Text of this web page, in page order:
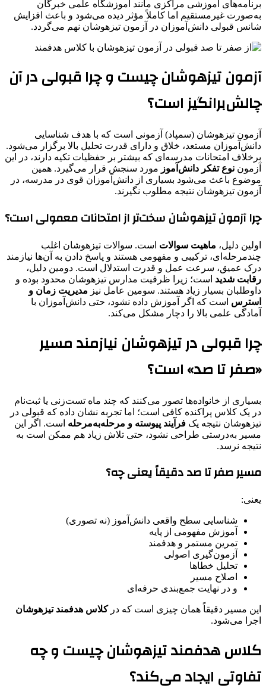
برنامه‌های آموزشی مراکزی مانند آموزشگاه علمی خبرگان
به‌صورت غیرمستقیم اما کاملاً مؤثر دیده می‌شود و باعث افزایش
شانس قبولی دانش‌آموزان در آزمون تیزهوشان نهم می‌گردد.
آزمون تیزهوشان چیست و چرا قبولی در آن
چالش‌برانگیز است؟
آزمون تیزهوشان (سمپاد) آزمونی است که با هدف شناسایی
دانش‌آموزان مستعد، خلاق و دارای قدرت تحلیل بالا برگزار می‌شود.
برخلاف امتحانات مدرسه‌ای که بیشتر بر حفظیات تکیه دارند، در این
آزمون نوع تفکر دانش‌آموز مورد سنجش قرار می‌گیرد. همین
موضوع باعث می‌شود بسیاری از دانش‌آموزان قوی در مدرسه، در
آزمون تیزهوشان نتیجه مطلوب نگیرند.
چرا آزمون تیزهوشان سخت‌تر از امتحانات معمولی است؟
اولین دلیل، ماهیت سوالات است. سوالات تیزهوشان اغلب
چندمرحله‌ای، ترکیبی و مفهومی هستند و پاسخ دادن به آن‌ها نیازمند
درک عمیق، سرعت عمل و قدرت استدلال است. دومین دلیل،
رقابت شدید است؛ زیرا ظرفیت مدارس تیزهوشان محدود بوده و
داوطلبان بسیار زیاد هستند. سومین عامل نیز مدیریت زمان و
استرس است که اگر آموزش داده نشود، حتی دانش‌آموزان با
آمادگی علمی بالا را دچار مشکل می‌کند.
چرا قبولی در تیزهوشان نیازمند مسیر
«صفر تا صد» است؟
بسیاری از خانواده‌ها تصور می‌کنند که چند ماه تست‌زنی یا ثبت‌نام
در یک کلاس پراکنده کافی است؛ اما تجربه نشان داده که قبولی در
تیزهوشان نتیجه یک فرآیند پیوسته و مرحله‌به‌مرحله است. اگر این
مسیر به‌درستی طراحی نشود، حتی تلاش زیاد هم ممکن است به
نتیجه نرسد.
مسیر صفر تا صد دقیقاً یعنی چه؟
یعنی:
شناسایی سطح واقعی دانش‌آموز (نه تصوری)
آموزش مفهومی از پایه
تمرین مستمر و هدفمند
آزمون‌گیری اصولی
تحلیل خطاها
اصلاح مسیر
و در نهایت جمع‌بندی حرفه‌ای
این مسیر دقیقاً همان چیزی است که درکلاس هدفمند تیزهوشان
اجرا می‌شود.
کلاس هدفمند تیزهوشان چیست و چه
تفاوتی ایجاد می‌کند؟